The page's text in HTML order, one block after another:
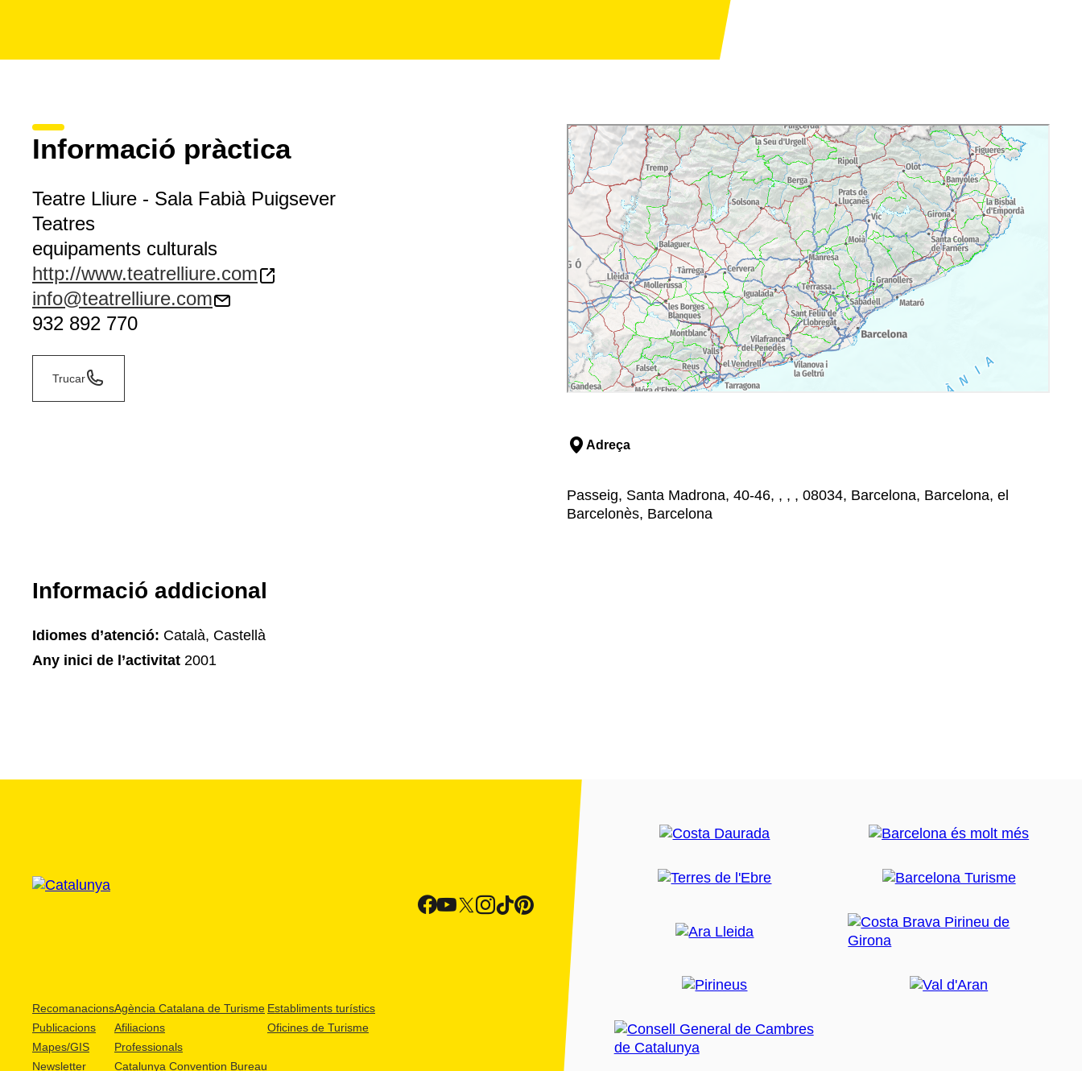
Informació pràctica
Teatre Lliure - Sala Fabià Puigsever
Teatres
equipaments culturals
http://www.teatrelliure.com
info@teatrelliure.com
932 892 770
Trucar
Adreça
Passeig, Santa Madrona, 40-46, , , , 08034, Barcelona, Barcelona, el
Barcelonès, Barcelona
Informació addicional
Idiomes d’atenció: Català, Castellà
Any inici de l’activitat 2001
Recomanacions
Publicacions
Mapes/GIS
Newsletter
Agència Catalana de Turisme
Afiliacions
Professionals
Catalunya Convention Bureau
Establiments turístics
Oficines de Turisme